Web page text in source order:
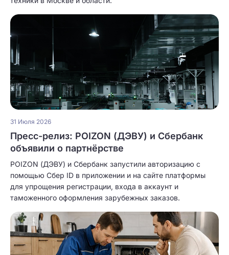
31 Июля 2026
Пресс-релиз: POIZON (ДЭВУ) и Сбербанк
объявили о партнёрстве
POIZON (ДЭВУ) и Сбербанк запустили авторизацию с
помощью Сбер ID в приложении и на сайте платформы
для упрощения регистрации, входа в аккаунт и
таможенного оформления зарубежных заказов.